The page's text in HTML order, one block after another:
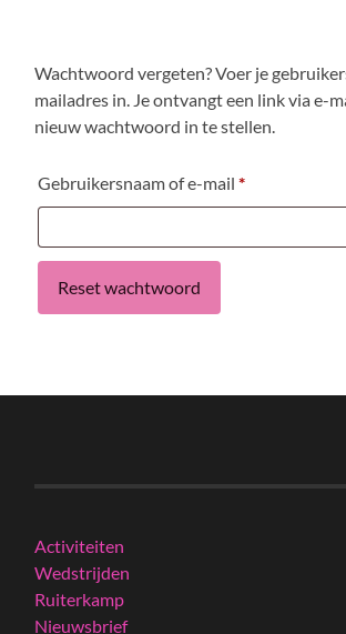
Wachtwoord vergeten? Voer je
mailadres in. Je ontvangt een link via e-
nieuw wachtwoord in te stellen.
Gebruikersnaam of e-mail*Vereist
Reset wachtwoord
Activiteiten
Wedstrijden
Ruiterkamp
Nieuwsbrief